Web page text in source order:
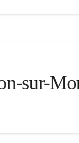
sur-